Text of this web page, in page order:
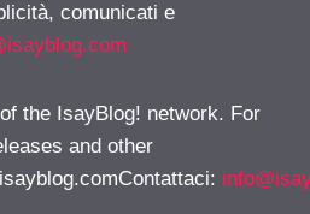
comunicati e
the IsayBlog! network. For
and other
: